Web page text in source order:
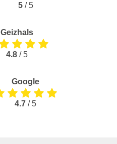
5/ 5
Geizhals
4.8 / 5
Google
4.7 / 5